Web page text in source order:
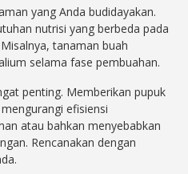
yang Anda budidayakan.
nutrisi yang berbeda pada
tanaman buah
selama fase pembuahan.
penting. Memberikan pupuk
efisiensi
atau bahkan menyebabkan
Rencanakan dengan